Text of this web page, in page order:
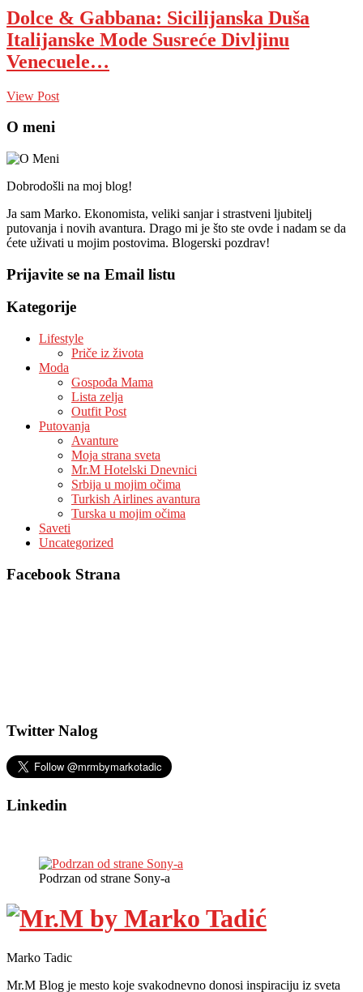
Dolce & Gabbana: Sicilijanska Duša
Italijanske Mode Susreće Divljinu
Venecuele…
View Post
O meni
Dobrodošli na moj blog!
Ja sam Marko. Ekonomista, veliki sanjar i strastveni ljubitelj
putovanja i novih avantura. Drago mi je što ste ovde i nadam se da
ćete uživati u mojim postovima. Blogerski pozdrav!
Prijavite se na Email listu
Kategorije
Lifestyle
Priče iz života
Moda
Gospođa Mama
Lista zelja
Outfit Post
Putovanja
Avanture
Moja strana sveta
Mr.M Hotelski Dnevnici
Srbija u mojim očima
Turkish Airlines avantura
Turska u mojim očima
Saveti
Uncategorized
Facebook Strana
Twitter Nalog
Linkedin
Podrzan od strane Sony-a
Marko Tadic
Mr.M Blog je mesto koje svakodnevno donosi inspiraciju iz sveta